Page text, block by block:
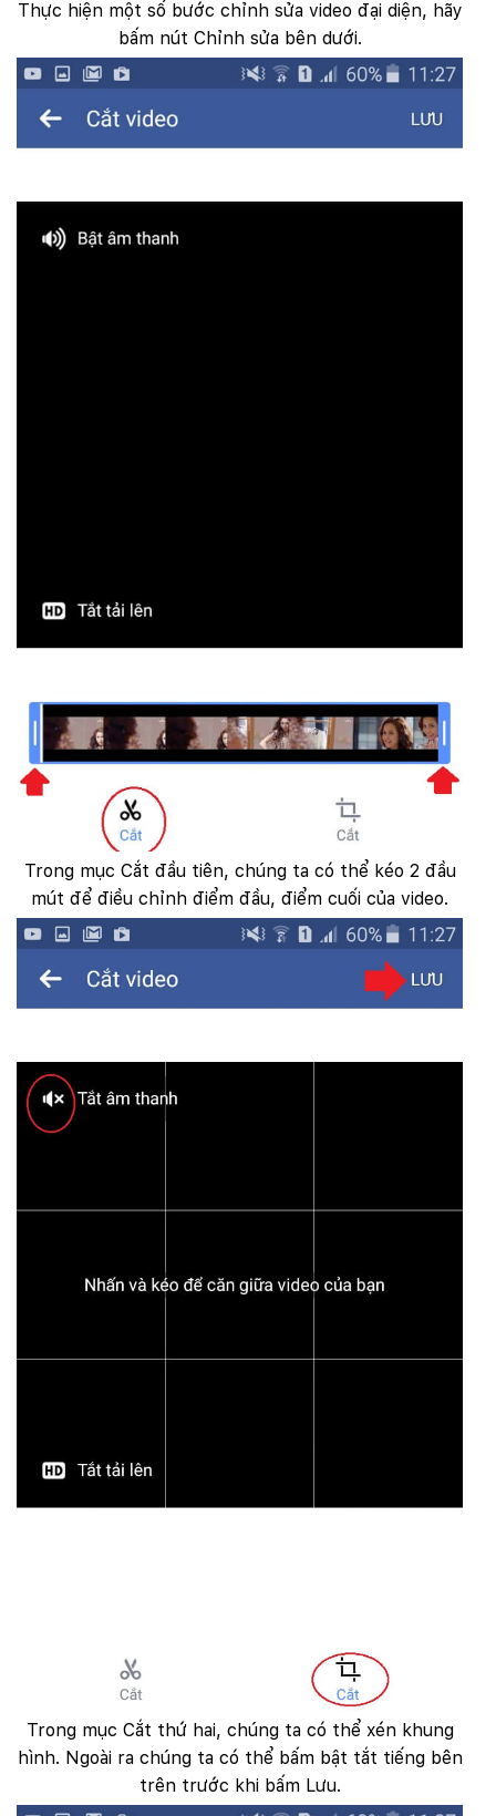
Thực hiện một số bước chỉnh sửa video đại diện, hãy
bấm nút Chỉnh sửa bên dưới.
Trong mục Cắt đầu tiên, chúng ta có thể kéo 2 đầu
mút để điều chỉnh điểm đầu, điểm cuối của video.
Trong mục Cắt thứ hai, chúng ta có thể xén khung
hình. Ngoài ra chúng ta có thể bấm bật tắt tiếng bên
trên trước khi bấm Lưu.